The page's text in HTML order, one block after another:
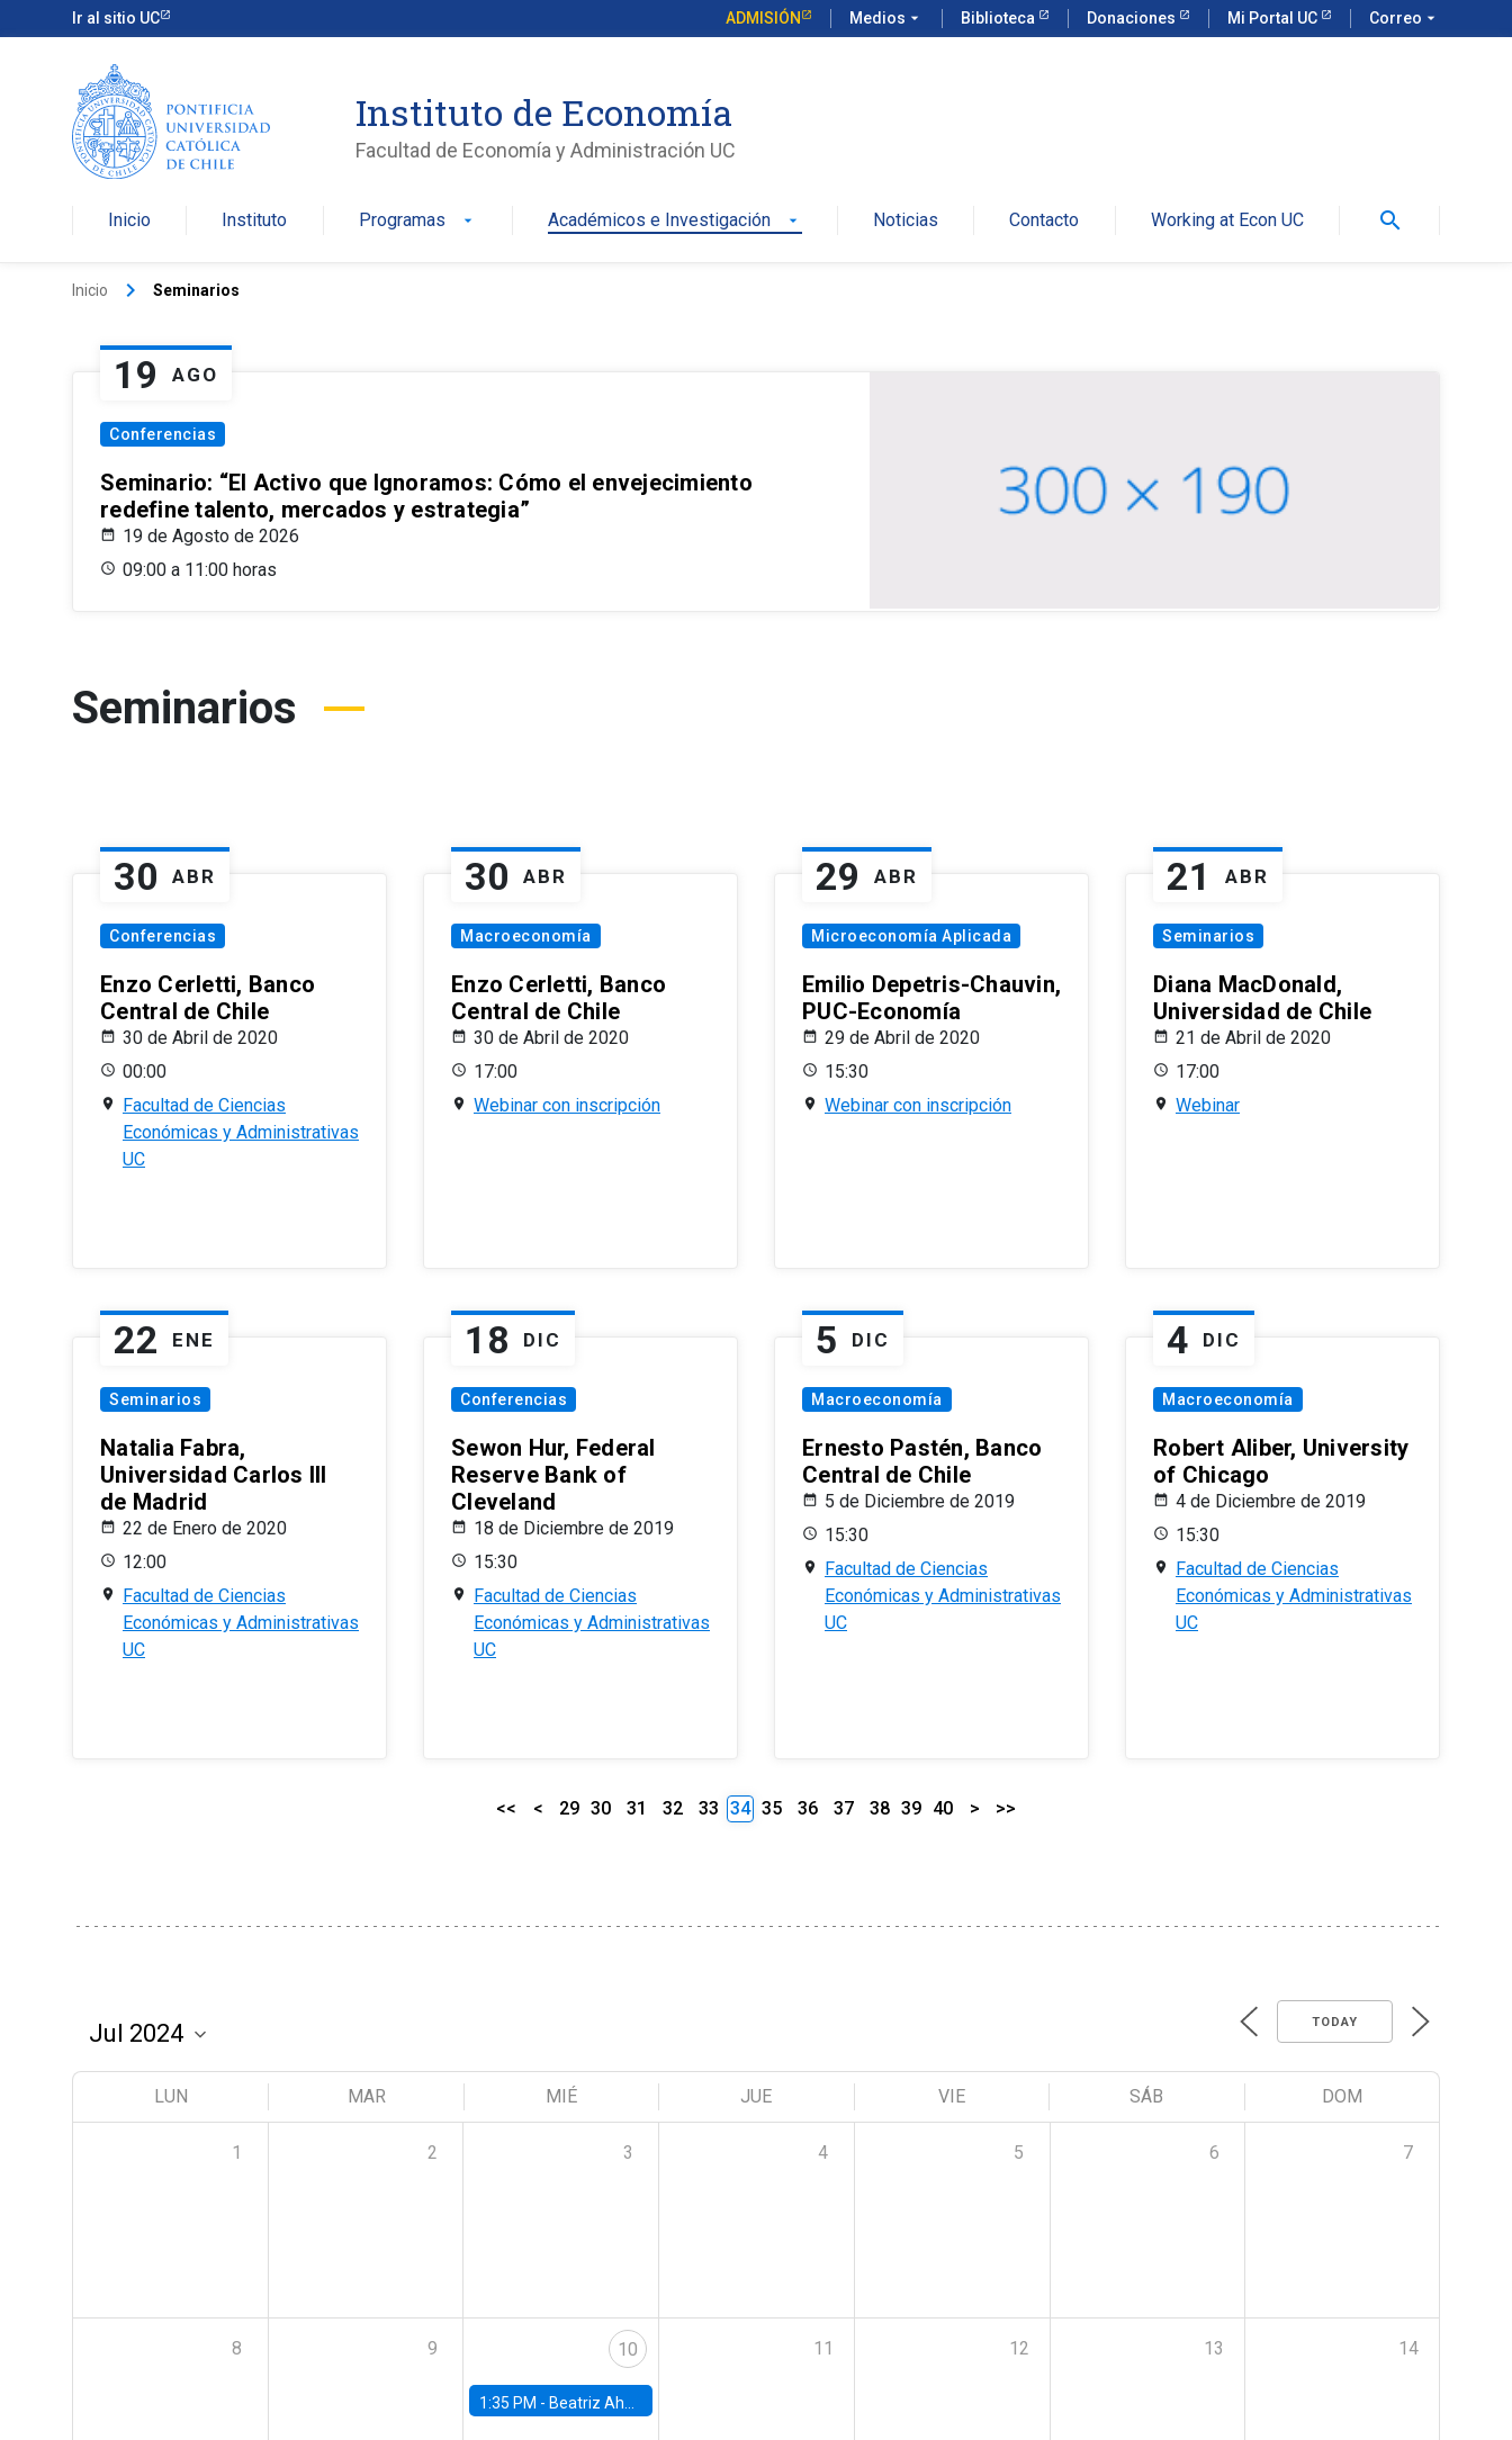
Ir al sitio UC ADMISIÓN Medios arrow_drop_down Biblioteca Donaciones Mi Portal UC Correo arrow_drop_down
Instituto de Economía
Facultad de Economía y Administración UC
Inicio Instituto Programas arrow_drop_down Académicos e Investigación arrow_drop_down Noticias Contacto Working at Econ UC search
Inicio keyboard_arrow_right Seminarios
19 AGO
Conferencias
Seminario: “El Activo que Ignoramos: Cómo el envejecimiento
redefine talento, mercados y estrategia”
19 de Agosto de 2026
09:00 a 11:00 horas
Seminarios
30 ABR
Conferencias
Enzo Cerletti, Banco
Central de Chile
30 de Abril de 2020
00:00
Facultad de Ciencias
Económicas y Administrativas
UC
30 ABR
Macroeconomía
Enzo Cerletti, Banco
Central de Chile
30 de Abril de 2020
17:00
Webinar con inscripción
29 ABR
Microeconomía Aplicada
Emilio Depetris-Chauvin,
PUC-Economía
29 de Abril de 2020
15:30
Webinar con inscripción
21 ABR
Seminarios
Diana MacDonald,
Universidad de Chile
21 de Abril de 2020
17:00
Webinar
22 ENE
Seminarios
Natalia Fabra,
Universidad Carlos III
de Madrid
22 de Enero de 2020
12:00
Facultad de Ciencias
Económicas y Administrativas
UC
18 DIC
Conferencias
Sewon Hur, Federal
Reserve Bank of
Cleveland
18 de Diciembre de 2019
15:30
Facultad de Ciencias
Económicas y Administrativas
UC
5 DIC
Macroeconomía
Ernesto Pastén, Banco
Central de Chile
5 de Diciembre de 2019
15:30
Facultad de Ciencias
Económicas y Administrativas
UC
4 DIC
Macroeconomía
Robert Aliber, University
of Chicago
4 de Diciembre de 2019
15:30
Facultad de Ciencias
Económicas y Administrativas
UC
<< < 29 30 31 32 33 34 35 36 37 38 39 40 > >>
TODAY
LUN MAR MIÉ JUE VIE SÁB DOM
1 2 3 4 5 6 7
8 9 10
1:35 PM - Beatriz Ahumada, PhD candidate, Universidad de Pittsburgh
11 12 13 14